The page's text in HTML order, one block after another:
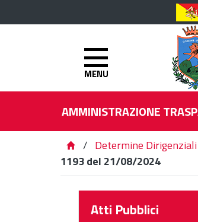
MENU
AMMINISTRAZIONE
/ Determine Dirigenziali
1193 del 21/08/2024
Atti Pubblici